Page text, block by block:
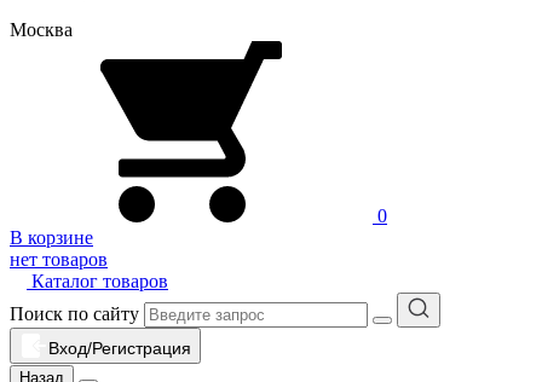
Москва
0
В корзине
нет товаров
Каталог товаров
Поиск по сайту
Вход/Регистрация
Назад